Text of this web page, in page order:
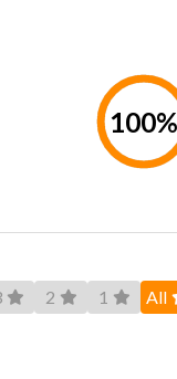
2 años, La vida
mantenimiento
100% Poliéster
100%
2 1 All